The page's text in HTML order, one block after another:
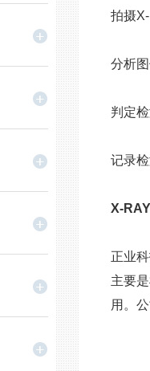
拍摄
分析
判定
记录
X-
正业
主要
用。